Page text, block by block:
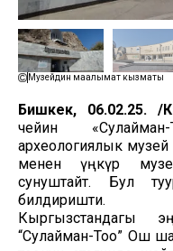
Музейдин маалымат кызматы
Бишкек, 06.02.25. /
чейин
археологиялык музей
менен үңкүр
сунуштайт. Бул
билдиришти.
Кыргызстандагы
“Сулайман-Тоо” Ош